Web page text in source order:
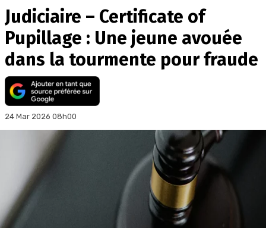
Judiciaire – Certificate of
Pupillage : Une jeune avouée
dans la tourmente pour fraude
24 Mar 2026 08h00